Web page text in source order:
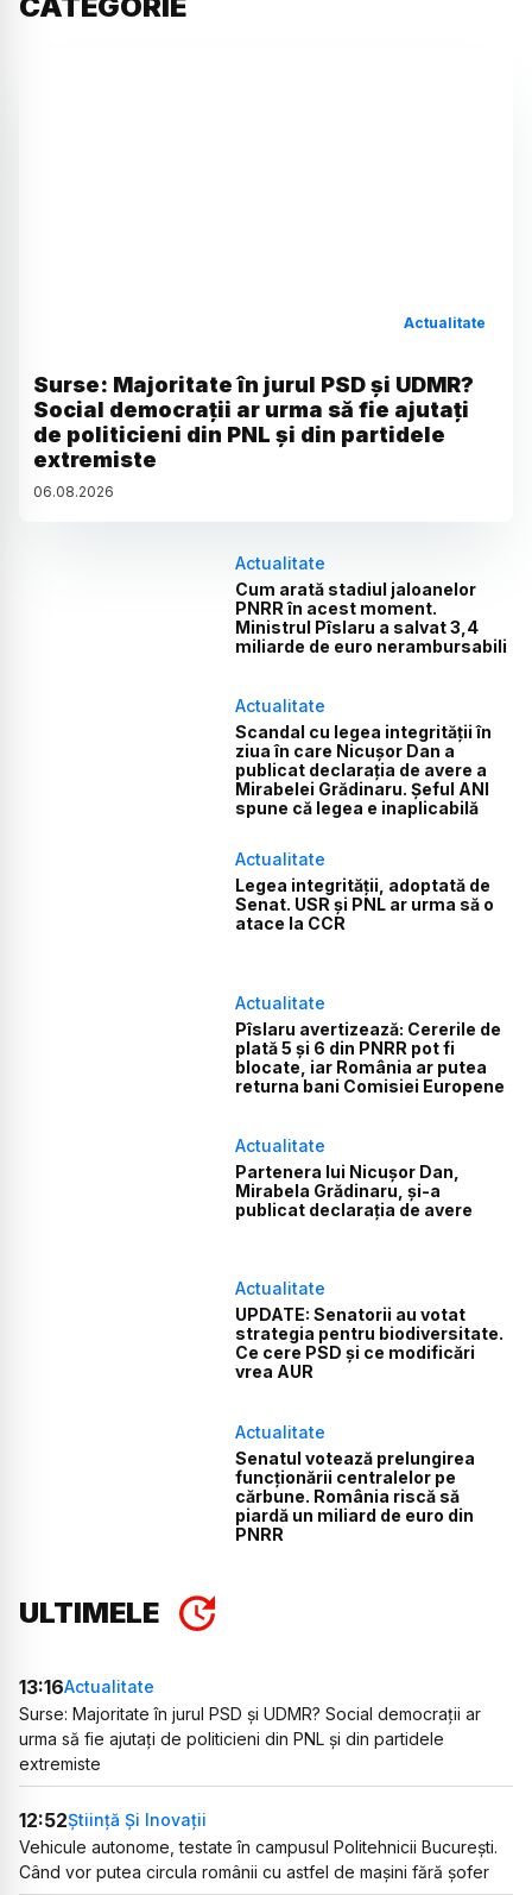
Actualitate
Surse: Majoritate în jurul PSD și UDMR?
Social democrații ar urma să fie ajutați
de politicieni din PNL și din partidele
extremiste
06.08.2026
Actualitate
Cum arată stadiul jaloanelor
PNRR în acest moment.
Ministrul Pîslaru a salvat 3,4
miliarde de euro nerambursabili
Actualitate
Scandal cu legea integrității în
ziua în care Nicușor Dan a
publicat declarația de avere a
Mirabelei Grădinaru. Șeful ANI
spune că legea e inaplicabilă
Actualitate
Legea integrității, adoptată de
Senat. USR și PNL ar urma să o
atace la CCR
Actualitate
Pîslaru avertizează: Cererile de
plată 5 și 6 din PNRR pot fi
blocate, iar România ar putea
returna bani Comisiei Europene
Actualitate
Partenera lui Nicușor Dan,
Mirabela Grădinaru, și-a
publicat declarația de avere
Actualitate
UPDATE: Senatorii au votat
strategia pentru biodiversitate.
Ce cere PSD și ce modificări
vrea AUR
Actualitate
Senatul votează prelungirea
funcționării centralelor pe
cărbune. România riscă să
piardă un miliard de euro din
PNRR
ULTIMELE
13:16Actualitate
Surse: Majoritate în jurul PSD și UDMR? Social democrații ar
urma să fie ajutați de politicieni din PNL și din partidele
extremiste
12:52Știință Și Inovații
Vehicule autonome, testate în campusul Politehnicii București.
Când vor putea circula românii cu astfel de mașini fără șofer